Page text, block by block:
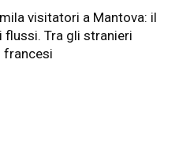
visitatori a Mantova: il
flussi. Tra gli stranieri
francesi